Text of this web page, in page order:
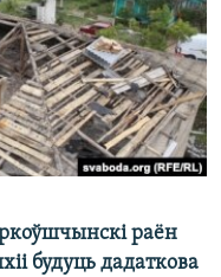
раён
будуць дадаткова